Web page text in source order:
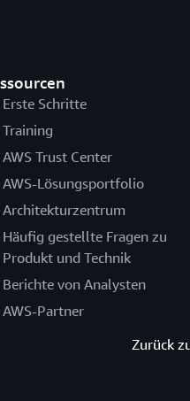
Erste Schritte
Training
AWS Trust Center
AWS-Lösungsportfolio
Architekturzentrum
Häufig gestellte Fragen zu
Produkt und Technik
Berichte von Analysten
AWS-Partner
Zurück